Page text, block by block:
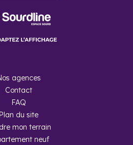
agences
Contact
FAQ
du site
mon terrain
neuf